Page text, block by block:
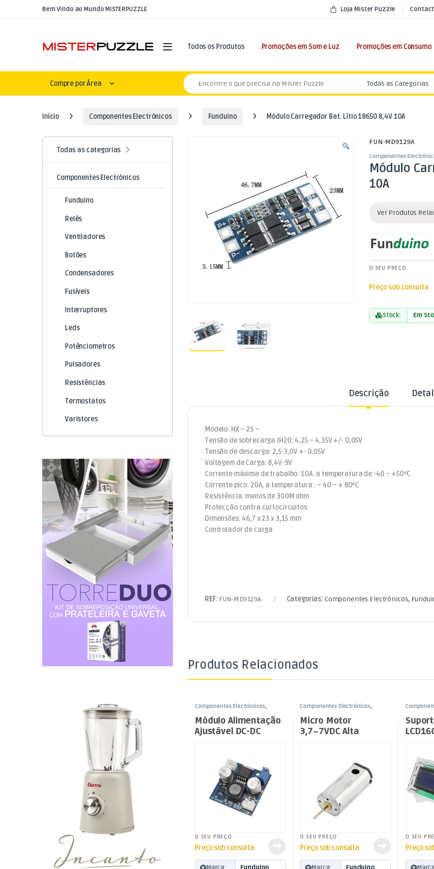
Skip to navigation
Skip to contentBem Vindo ao Mundo MISTERPUZZLE Loja Mister Puzzle
Open Todos os Produtos Promoções em Som e Luz Promoções em Consumo
Compre por Área
Search for:
Início Componentes Electrónicos Funduino Módulo Carregador Bat. Lítio 18650 8,4V 10A
FUN-MD9129A
Componentes
Módulo
10A
Ver Produtos
O SEU PREÇO
Preço sob consulta
Stock: Em
Descrição
Modelo: HX – 2S –
Tensão de sobrecarga JH20: 4,25 – 4,35V +/- 0,05V
Tensão de descarga: 2,5-3,0V +- 0,05V
Voltagem de Carga: 8,4V-9V
Corrente máxima de trabalho: 10A. a temperatura de -40 – +50ºC
Corrente pico: 20A, a temperatura : – 40 – + 80ºC
Resistência: menos de 300M ohm
Protecção contra curtocircuitos:
Dimensões: 46,7 x 23 x 3,15 mm
Controlador de carga
REF: FUN-MD9129A Categorias: Componentes Electrónicos,
Produtos Relacionados
Componentes Electrónicos,
Módulo Alimentação
Ajustável DC-DC
O SEU PREÇO
Preço sob consulta
Marca: Funduino
Componentes Electrónicos,
Micro Motor
3,7~7VDC Alta
O SEU PREÇO
Preço sob consulta
Marca: Funduino
O SEU
Preço
Todas as categorias
Componentes Electrónicos
Funduino
Relés
Ventiladores
Botões
Condensadores
Fusíveis
Interruptores
Leds
Potênciometros
Pulsadores
Resistências
Termostatos
Varistores